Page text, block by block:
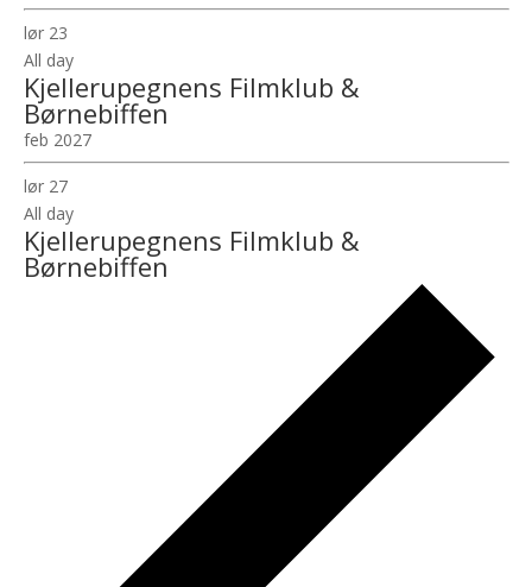
lør 23
All day
Kjellerupegnens Filmklub &
Børnebiffen
feb 2027
lør 27
All day
Kjellerupegnens Filmklub &
Børnebiffen